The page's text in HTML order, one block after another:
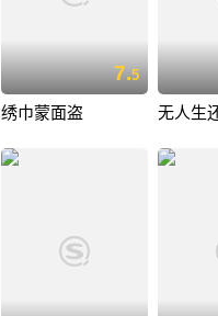
7.5
绣巾蒙面盗 无人生